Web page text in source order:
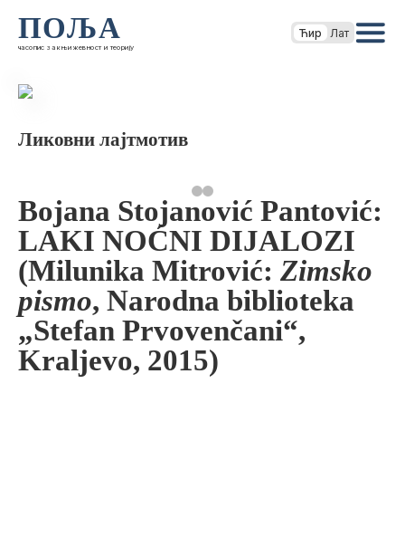
ПОЉА
часопис за књижевност и теорију
Ћир Лат
Ликовни лајтмотив
Bojana Stojanović Pantović:
LAKI NOĆNI DIJALOZI
(Milunika Mitrović: Zimsko
pismo, Narodna biblioteka
„Stefan Prvovenčani“,
Kraljevo, 2015)